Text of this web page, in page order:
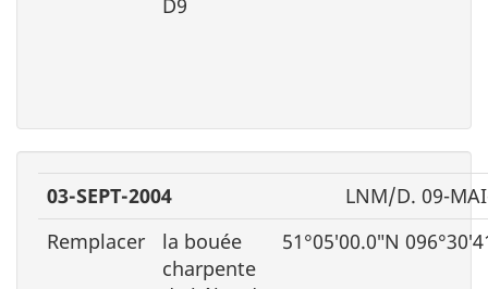
D9
03-SEPT-2004
LNM/D. 09-
Remplacer
la bouée
charpente
51°05′00.0″N